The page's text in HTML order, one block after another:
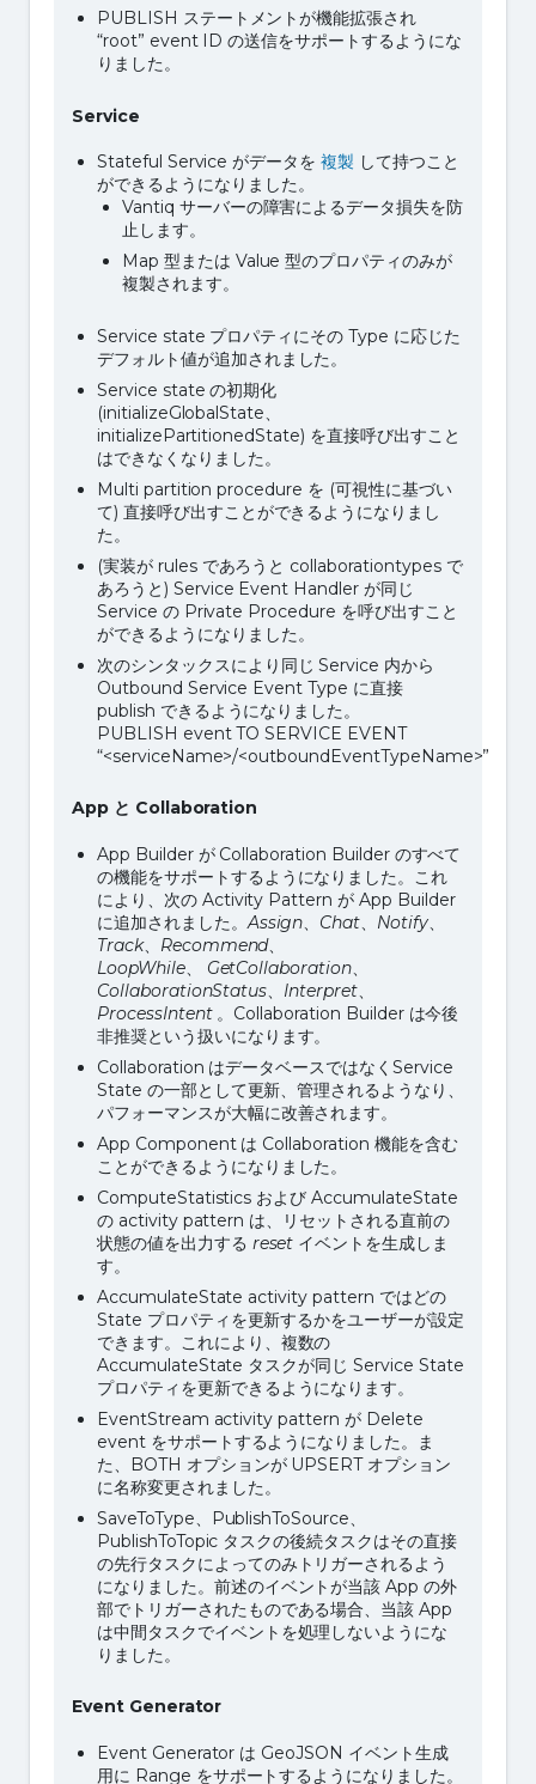
PUBLISH ステートメントが機能拡張され
“root” event ID の送信をサポートするようにな
りました。
Service
Stateful Service がデータを複製 して持つこと
ができるようになりました。
Vantiq サーバーの障害によるデータ損失を防
止します。
Map 型または Value 型のプロパティのみが
複製されます。
Service state プロパティにその Type に応じた
デフォルト値が追加されました。
Service state の初期化
(initializeGlobalState、
initializePartitionedState) を直接呼び出すこと
はできなくなりました。
Multi partition procedure を (可視性に基づい
て) 直接呼び出すことができるようになりまし
た。
(実装が rules であろうと collaborationtypes で
あろうと) Service Event Handler が同じ
Service の Private Procedure を呼び出すこと
ができるようになりました。
次のシンタックスにより同じ Service 内から
Outbound Service Event Type に直接
publish できるようになりました。
PUBLISH event TO SERVICE EVENT
“<serviceName>/<outboundEventTypeName>”
App と Collaboration
App Builder が Collaboration Builder のすべて
の機能をサポートするようになりました。これ
により、次の Activity Pattern が App Builder
に追加されました。Assign、 Chat、 Notify、
Track、 Recommend、
LoopWhile、 GetCollaboration、
CollaborationStatus、 Interpret、
ProcessIntent。Collaboration Builder は今後
非推奨という扱いになります。
Collaboration はデータベースではなくService
State の一部として更新、管理されるようなり、
パフォーマンスが大幅に改善されます。
App Component は Collaboration 機能を含む
ことができるようになりました。
ComputeStatistics および AccumulateState
の activity pattern は、リセットされる直前の
状態の値を出力する reset イベントを生成しま
す。
AccumulateState activity pattern ではどの
State プロパティを更新するかをユーザーが設定
できます。これにより、複数の
AccumulateState タスクが同じ Service State
プロパティを更新できるようになります。
EventStream activity pattern が Delete
event をサポートするようになりました。ま
た、BOTH オプションが UPSERT オプション
に名称変更されました。
SaveToType、PublishToSource、
PublishToTopic タスクの後続タスクはその直接
の先行タスクによってのみトリガーされるよう
になりました。前述のイベントが当該 App の外
部でトリガーされたものである場合、当該 App
は中間タスクでイベントを処理しないようにな
りました。
Event Generator
Event Generator は GeoJSON イベント生成
用に Range をサポートするようになりました。